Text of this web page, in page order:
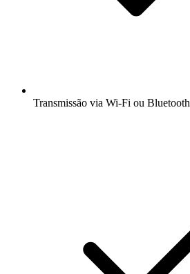
Transmissão via Wi-Fi ou Bluetooth